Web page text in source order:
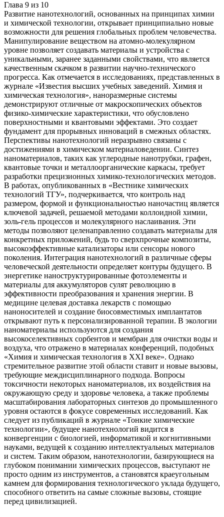
Глава 9 из 10
Развитие нанотехнологий, основанных на принципах химии
и химической технологии, открывает принципиально новые
возможности для решения глобальных проблем человечества.
Манипулирование веществом на атомно-молекулярном
уровне позволяет создавать материалы и устройства с
уникальными, заранее заданными свойствами, что является
качественным скачком в развитии научно-технического
прогресса. Как отмечается в исследованиях, представленных в
журнале «Известия высших учебных заведений. Химия и
химическая технология», наноразмерные системы
демонстрируют отличные от макроскопических объектов
физико-химические характеристики, что обусловлено
поверхностными и квантовыми эффектами. Это создает
фундамент для прорывных инноваций в смежных областях.
Перспективы нанотехнологий неразрывно связаны с
достижениями в химическом материаловедении. Синтез
наноматериалов, таких как углеродные нанотрубки, графен,
квантовые точки и металлоорганические каркасы, требует
разработки прецизионных химико-технологических методов.
В работах, опубликованных в «Вестнике химических
технологий ТГУ», подчеркивается, что контроль над
размером, формой и функциональностью наночастиц является
ключевой задачей, решаемой методами коллоидной химии,
золь-гель процессов и молекулярного наслаивания. Эти
методы позволяют целенаправленно создавать материалы для
конкретных приложений, будь то сверхпрочные композиты,
высокоэффективные катализаторы или сенсоры нового
поколения. Интеграция нанотехнологий в различные сферы
человеческой деятельности определяет контуры будущего. В
энергетике наноструктурированные фотоэлементы и
материалы для аккумуляторов сулят революцию в
эффективности преобразования и хранения энергии. В
медицине целевая доставка лекарств с помощью
наноносителей и создание биосовместимых имплантатов
открывают путь к персонализированной терапии. В экологии
наноматериалы используются для создания
высокоселективных сорбентов и мембран для очистки воды и
воздуха, что отражено в материалах конференций, подобных
«Химия и химическая технология в XXI веке». Однако
стремительное развитие этой области ставит и новые вызовы,
требующие междисциплинарного подхода. Вопросы
токсичности некоторых наноматериалов, их воздействия на
окружающую среду и здоровье человека, а также проблемы
масштабирования лабораторных синтезов до промышленного
уровня остаются в фокусе современных исследований. Как
следует из публикаций в журнале «Тонкие химические
технологии», будущее нанотехнологий видится в
конвергенции с биологией, информатикой и когнитивными
науками, ведущей к созданию интеллектуальных материалов
и систем. Таким образом, нанотехнологии, базирующиеся на
глубоком понимании химических процессов, выступают не
просто одним из инструментов, а становятся краеугольным
камнем для формирования технологического уклада будущего,
способного ответить на самые сложные вызовы, стоящие
перед цивилизацией.